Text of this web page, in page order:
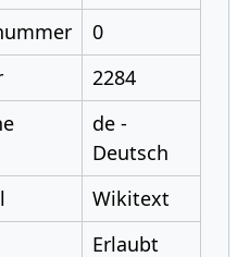
0
2284
de -
Deutsch
Wikitext
Erlaubt